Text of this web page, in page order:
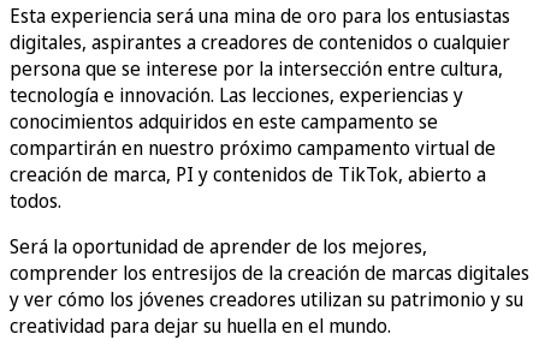
Esta experiencia será una mina de oro para los entusiastas
digitales, aspirantes a creadores de contenidos o cualquier
persona que se interese por la intersección entre cultura,
tecnología e innovación. Las lecciones, experiencias y
conocimientos adquiridos en este campamento se
compartirán en nuestro próximo campamento virtual de
creación de marca, PI y contenidos de TikTok, abierto a
todos.
Será la oportunidad de aprender de los mejores,
comprender los entresijos de la creación de marcas digitales
y ver cómo los jóvenes creadores utilizan su patrimonio y su
creatividad para dejar su huella en el mundo.